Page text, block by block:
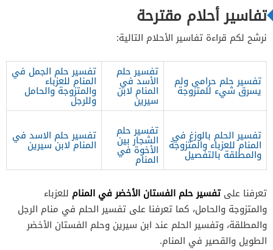
تفاسير أحلام مقترحة
نرشح لكم قراءة تفاسير الأحلام التالية:
تفسير حلم حرامى ولم
يسرق شيء للمتزوجة
تفسير حلم
الأسد في
المنام لابن
سيرين
تفسير حلم الجمل في
المنام للعزباء
والمتزوجة والحامل
وللرجل
تفسير الحلم بالوزغ في
المنام للعزباء والمتزوجة
والمطلقة بالتفصيل
تفسير حلم
الشجار بين
الأخوة في
المنام
تفسير حلم الاسد في
المنام لابن سيرين
تعرفنا علىتفسير حلم الفستان الأخضر في المنام للعزباء
والمتزوجة والحامل، كما تعرفنا على تفسير الحلم في منام الرجل
والمطلقة، وتفسير الحلم عند ابن سيرين وحلم الفستان الأخضر
الطويل والقصير في المنام.